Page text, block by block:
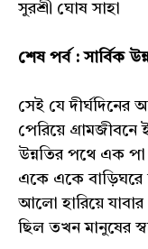
সুরশ্রী ঘোষ সাহা
শেষ পর্ব : সার্বিক
সেই যে দীর্ঘদিনের
পেরিয়ে
উন্নতির পথে এক পা
একে একে বাড়িঘরে
আলো হারিয়ে
ছিল তখন মানুষের